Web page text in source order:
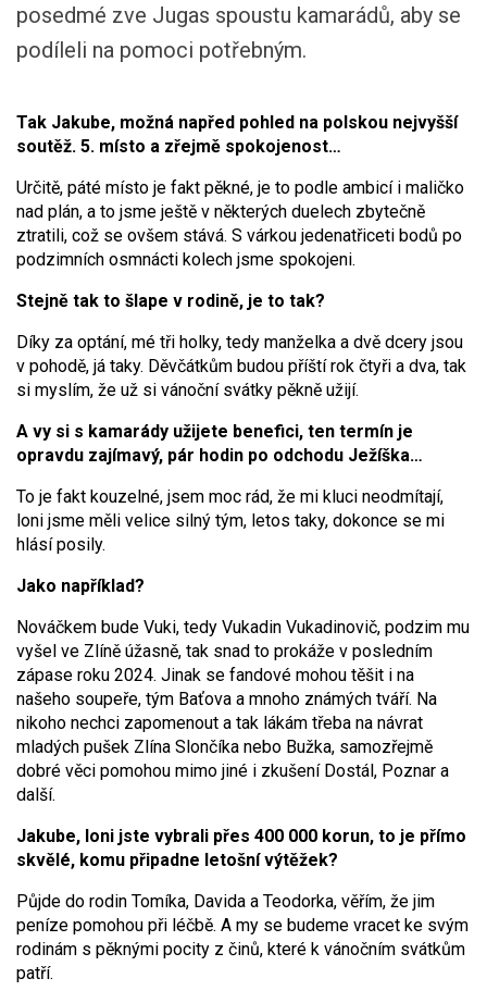
posedmé zve Jugas spoustu kamarádů, aby se
podíleli na pomoci potřebným.
Tak Jakube, možná napřed pohled na polskou nejvyšší
soutěž. 5. místo a zřejmě spokojenost…
Určitě, páté místo je fakt pěkné, je to podle ambicí i maličko
nad plán, a to jsme ještě v některých duelech zbytečně
ztratili, což se ovšem stává. S várkou jedenatřiceti bodů po
podzimních osmnácti kolech jsme spokojeni.
Stejně tak to šlape v rodině, je to tak?
Díky za optání, mé tři holky, tedy manželka a dvě dcery jsou
v pohodě, já taky. Děvčátkům budou příští rok čtyři a dva, tak
si myslím, že už si vánoční svátky pěkně užijí.
A vy si s kamarády užijete benefici, ten termín je
opravdu zajímavý, pár hodin po odchodu Ježíška…
To je fakt kouzelné, jsem moc rád, že mi kluci neodmítají,
loni jsme měli velice silný tým, letos taky, dokonce se mi
hlásí posily.
Jako například?
Nováčkem bude Vuki, tedy Vukadin Vukadinovič, podzim mu
vyšel ve Zlíně úžasně, tak snad to prokáže v posledním
zápase roku 2024. Jinak se fandové mohou těšit i na
našeho soupeře, tým Baťova a mnoho známých tváří. Na
nikoho nechci zapomenout a tak lákám třeba na návrat
mladých pušek Zlína Slončíka nebo Bužka, samozřejmě
dobré věci pomohou mimo jiné i zkušení Dostál, Poznar a
další.
Jakube, loni jste vybrali přes 400 000 korun, to je přímo
skvělé, komu připadne letošní výtěžek?
Půjde do rodin Tomíka, Davida a Teodorka, věřím, že jim
peníze pomohou při léčbě. A my se budeme vracet ke svým
rodinám s pěknými pocity z činů, které k vánočním svátkům
patří.